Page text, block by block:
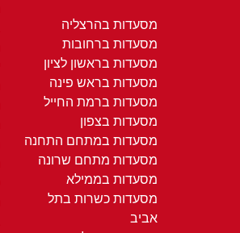
מסעדות בהרצליה
מסעדות ברחובות
מסעדות בראשון לציון
מסעדות בראש פינה
מסעדות ברמת החייל
מסעדות בצפון
מסעדות במתחם התחנה
מסעדות מתחם שרונה
מסעדות בממילא
מסעדות כשרות בתל
אביב